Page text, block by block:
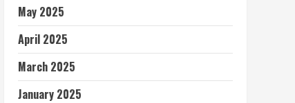
May 2025
April 2025
March 2025
January 2025